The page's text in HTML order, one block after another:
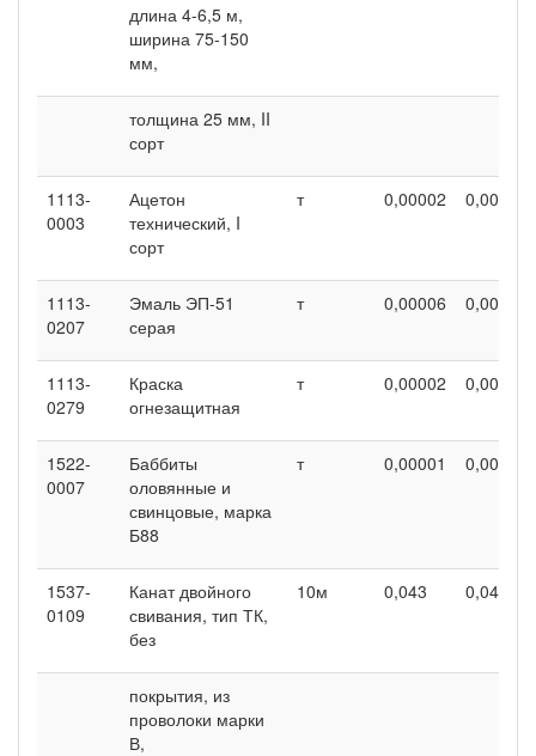
длина 4-6,5 м,
ширина 75-150
мм,
толщина 25 мм, II
сорт
1113-
0003
Ацетон
технический, I
сорт
т 0,00002 0,00002
1113-
0207
Эмаль ЭП-51
серая
т 0,00006 0,00006
1113-
0279
Краска
огнезащитная
т 0,00002 0,00002
1522-
0007
Баббиты
оловянные и
свинцовые, марка
Б88
т 0,00001 0,00001
1537-
0109
Канат двойного
свивания, тип ТК,
без
10м 0,043 0,043
покрытия, из
проволоки марки
В,